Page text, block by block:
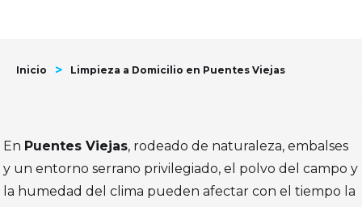
Inicio > Limpieza a Domicilio en Puentes Viejas
En Puentes Viejas, rodeado de naturaleza, embalses
y un entorno serrano privilegiado, el polvo del campo y
la humedad del clima pueden afectar con el tiempo la